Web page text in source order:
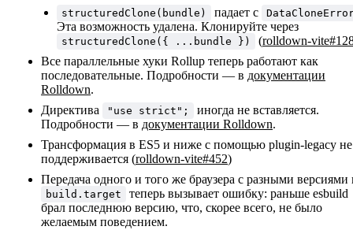
structuredClone(bundle) падает с
Эта возможность удалена. Клонируйте через
structuredClone({ ...bundle }) (rolldown-
Все параллельные хуки Rollup теперь работают как
последовательные. Подробности — в документации
Rolldown.
Директива
"use strict";
иногда не вставляется.
Подробности — в документации Rolldown.
Трансформация в ES5 и ниже с помощью plugin-legacy не
поддерживается (rolldown-vite#452)
Передача одного и того же браузера с разными версиями
build.target
теперь вызывает ошибку: раньше esbuild
брал последнюю версию, что, скорее всего, не было
желаемым поведением.